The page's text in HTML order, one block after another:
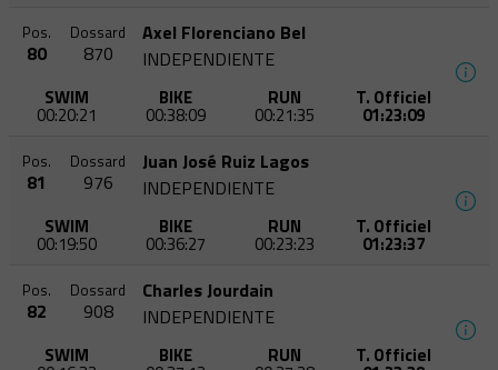
Pos.
80
Dossard
870
Axel Florenciano Bel
INDEPENDIENTE
SWIM
00:20:21
BIKE
00:38:09
RUN
00:21:35
T. Officiel
01:23:09
Pos.
81
Dossard
976
Juan José Ruiz Lagos
INDEPENDIENTE
SWIM
00:19:50
BIKE
00:36:27
RUN
00:23:23
T. Officiel
01:23:37
Pos.
82
Dossard
908
Charles Jourdain
INDEPENDIENTE
SWIM BIKE RUN T. Officiel